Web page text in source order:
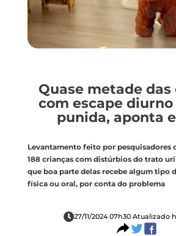
Quase metade das
com escape
punida, aponta
Levantamento feito por pesquisadores
188 crianças com distúrbios do trato
que boa parte delas recebe algum tipo
física ou oral, por conta do problema
27/11/2024 07h30 Atualizado